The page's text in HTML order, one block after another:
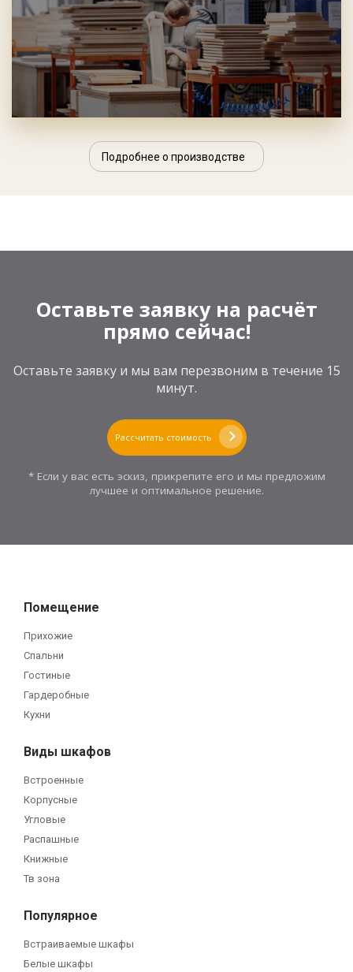
Подробнее о производстве
Оставьте заявку на расчёт
прямо сейчас!
Оставьте заявку и мы вам перезвоним в течение 15
минут.
Рассчитать стоимость
* Если у вас есть эскиз, прикрепите его и мы предложим
лучшее и оптимальное решение.
Помещение
Прихожие
Спальни
Гостиные
Гардеробные
Кухни
Виды шкафов
Встроенные
Корпусные
Угловые
Распашные
Книжные
Тв зона
Популярное
Встраиваемые шкафы
Белые шкафы